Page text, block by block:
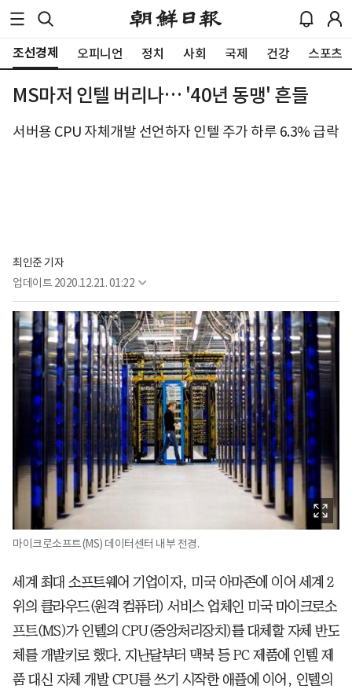
조선경제 오피니언 정치 사회 국제 건강 스포츠
MS마저 인텔 버리나… '40년 동맹' 흔들
서버용 CPU 자체개발 선언하자 인텔 주가 하루 6.3% 급락
최인준 기자
업데이트 2020.12.21. 01:22
마이크로소프트(MS) 데이터센터 내부 전경.
세계 최대 소프트웨어 기업이자, 미국 아마존에 이어 세계 2
위의 클라우드(원격 컴퓨터) 서비스 업체인 미국 마이크로소
프트(MS)가 인텔의 CPU(중앙처리장치)를 대체할 자체 반도
체를 개발키로 했다. 지난달부터 맥북 등 PC 제품에 인텔 제
품 대신 자체 개발 CPU를 쓰기 시작한 애플에 이어, 인텔의